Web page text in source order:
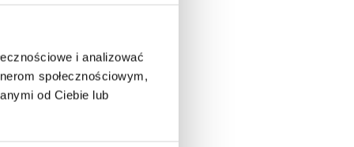
i analizować
społecznościowym,
od Ciebie lub